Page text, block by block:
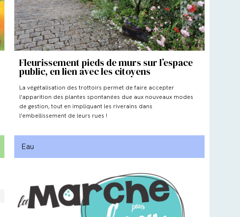
Fleurissement pieds de murs sur l’espace
public, en lien avec les citoyens
La végétalisation des trottoirs permet de faire accepter
l’apparition des plantes spontanées due aux nouveaux modes
de gestion, tout en impliquant les riverains dans
l’embellissement de leurs rues !
Eau